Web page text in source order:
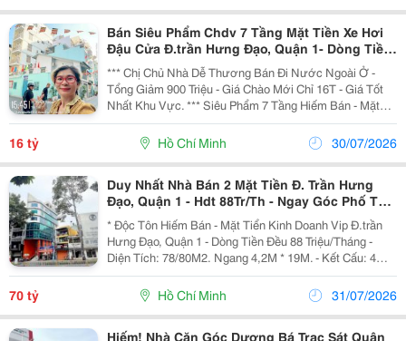
Bán Siêu Phẩm Chdv 7 Tầng Mặt Tiền Xe Hơi
Đậu Cửa Đ.trần Hưng Đạo, Quận 1- Dòng Tiền
60Tr/Th- Sh Vuông Đẹp- Giang Giang Chủ 1
*** Chị Chủ Nhà Dễ Thương Bán Đi Nước Ngoài Ở -
Tổng Giảm 900 Triệu - Giá Chào Mới Chỉ 16T - Giá Tốt
Nhất Khu Vực. *** Siêu Phẩm 7 Tầng Hiếm Bán - Mặt
Tiền Hẻm Xe Hơi Đ. Trần Hưng Đạo, Quận 1 - Dòng Tiền
Đều 60 Triệu/Tháng - 0938676685 Giang...
16 tỷ Hồ Chí Minh 30/07/2026
Duy Nhất Nhà Bán 2 Mặt Tiền Đ. Trần Hưng
Đạo, Quận 1 - Hdt 88Tr/Th - Ngay Góc Phố Tây
Bùi Viện*Lh Giang Giang:
* Độc Tôn Hiếm Bán - Mặt Tiển Kinh Doanh Vip Đ.trần
Hưng Đạo, Quận 1 - Dòng Tiền Đều 88 Triệu/Tháng -
Diện Tích: 78/80M2. Ngang 4,2M * 19M. - Kết Cấu: 4
Tầng. - Vị Trí Siêu Đắc Địa Ngay Phố Tây Bùi Viện - Vài
Bước Ra Chợ Bến Thành - Đường Hoa...
70 tỷ Hồ Chí Minh 31/07/2026
Hiếm! Nhà Căn Góc Dương Bá Trạc Sát Quận